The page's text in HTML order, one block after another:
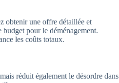
obtenir une offre détaillée et
pour le déménagement.
les coûts totaux.
réduit également le désordre dans